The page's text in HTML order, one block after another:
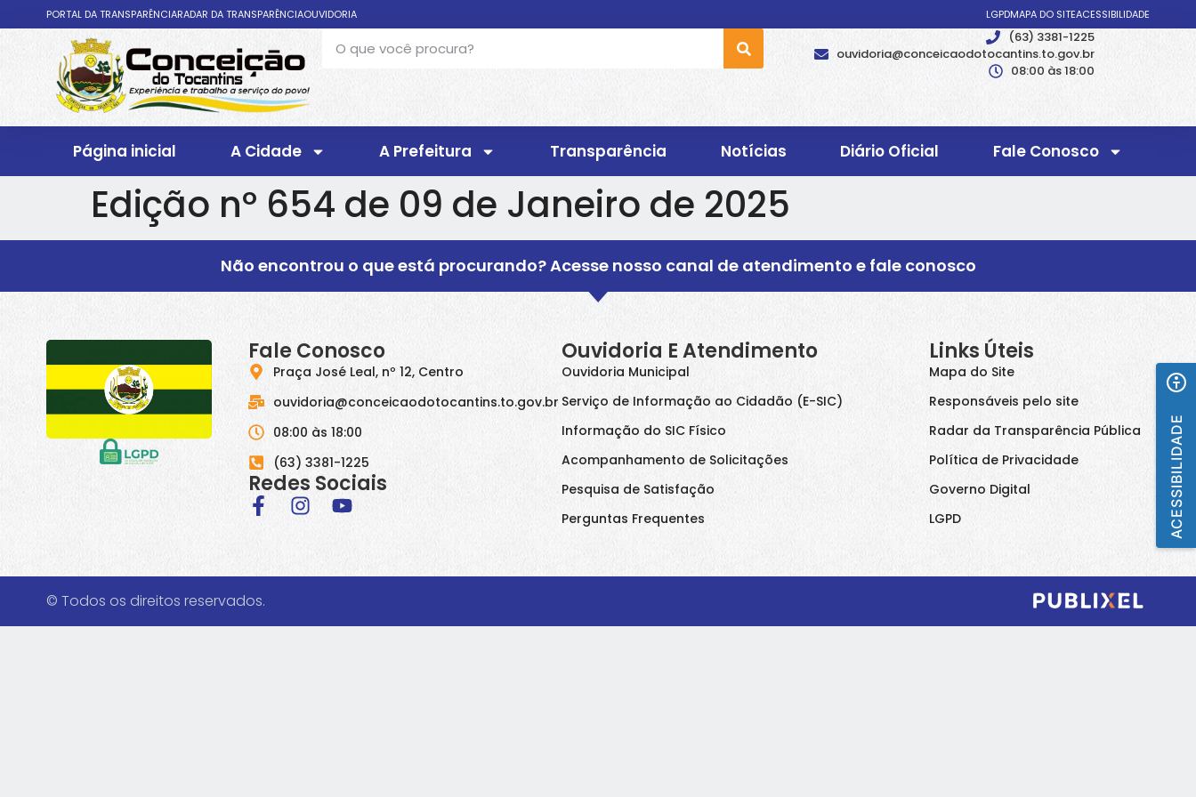
PORTAL DA TRANSPARÊNCIARADAR DA TRANSPARÊNCIAOUVIDORIA LGPDMAPA DO SITEACESSIBILIDADE
(63) 3381-1225
ouvidoria@conceicaodotocantins.to.gov.br
08:00 às 18:00
Página inicial A Cidade A Prefeitura Transparência Notícias Diário Oficial Fale Conosco
Edição nº 654 de 09 de Janeiro de 2025
Não encontrou o que está procurando? Acesse nosso canal de atendimento e fale conosco
Fale Conosco
Praça José Leal, nº 12, Centro
ouvidoria@conceicaodotocantins.to.gov.br
08:00 às 18:00
(63) 3381-1225
Redes Sociais
Ouvidoria E Atendimento
Ouvidoria Municipal
Serviço de Informação ao Cidadão (E-SIC)
Informação do SIC Físico
Acompanhamento de Solicitações
Pesquisa de Satisfação
Perguntas Frequentes
Links Úteis
Mapa do Site
Responsáveis pelo site
Radar da Transparência Pública
Política de Privacidade
Governo Digital
LGPD
© Todos os direitos reservados.
ACESSIBILIDADE